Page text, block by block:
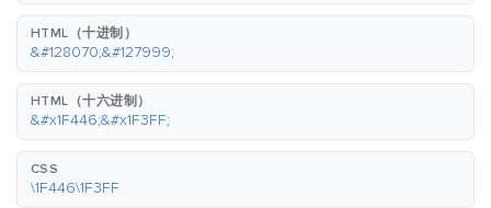
HTML（十进制）
&#128070;&#127999;
HTML（十六进制）
&#x1F446;&#x1F3FF;
CSS
\1F446\1F3FF